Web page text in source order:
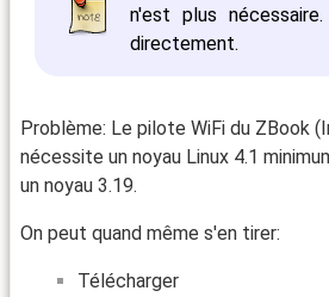
n'est plus
directement.
Problème: Le pilote WiFi du ZBook
nécessite un noyau Linux 4.1
un noyau 3.19.
On peut quand même s'en tirer:
Télécharger